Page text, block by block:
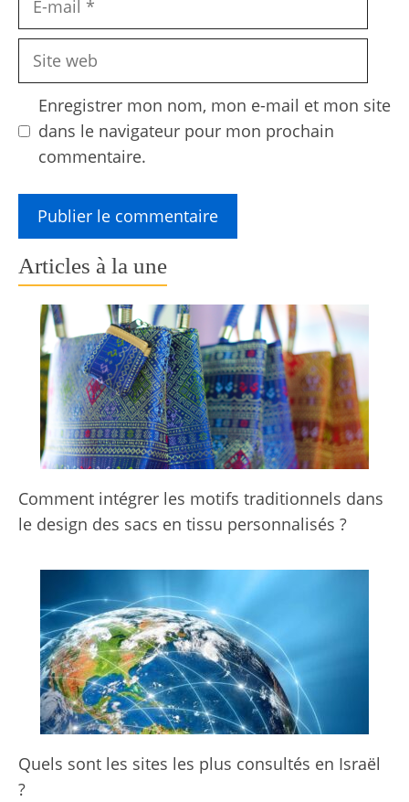
Site
Enregistrer mon nom, mon e-mail et mon site
dans le navigateur pour mon prochain
commentaire.
Articles à la une
Comment intégrer les motifs traditionnels dans
le design des sacs en tissu personnalisés ?
Quels sont les sites les plus consultés en Israël
?